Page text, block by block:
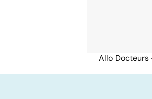
Allo Docteurs